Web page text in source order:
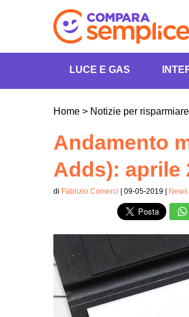
LUCE E GAS
Home > Notizie per risparmiare
Andamento
Adds): aprile
di Fabrizio Comerci | 09-05-2019 |